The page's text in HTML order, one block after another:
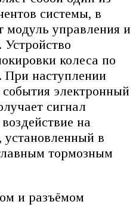
системы, в
модуль управления и
колеса по
При наступлении
события электронный
сигнал
на
установленный в
тормозным
и разъёмом